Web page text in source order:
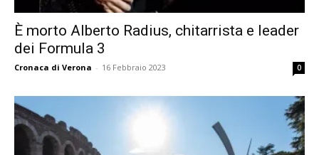
È morto Alberto Radius, chitarrista e leader
dei Formula 3
Cronaca di Verona - 16 Febbraio 2023 0